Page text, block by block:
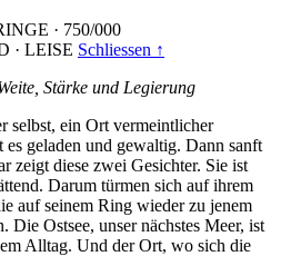
· 750/000
· LEISE Schliessen ↑
Stärke und Legierung
selbst, ein Ort vermeintlicher
geladen und gewaltig. Dann sanft
zeigt diese zwei Gesichter. Sie ist
Darum türmen sich auf ihrem
auf seinem Ring wieder zu jenem
Die Ostsee, unser nächstes Meer, ist
Alltag. Und der Ort, wo sich die